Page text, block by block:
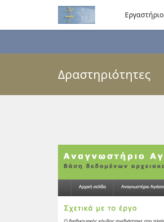
Εργαστήριο
Δραστηριότητες